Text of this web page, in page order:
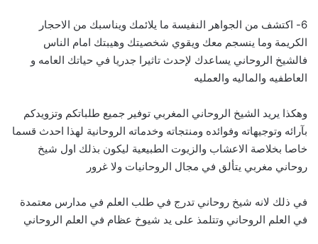
6- اكتشف من الجواهر النفيسة ما يلائمك ويناسبك من الاحجار
الكريمة وما ينسجم معك ويقوي شخصيتك وهيبتك امام الناس
فالشيخ الروحاني يساعدك لإحدث تاثيرا جدريا في حياتك العامه و
العاطفيه والماليه والعمليه
وهكذا يريد الشيخ الروحاني المغربي توفير جميع طلباتكم وتزويدكم
بآرائه وتوجيهاته وفوائده ومنتجاته وخدماته الروحانية لهذا احدث قسما
خاصا بخلاصة الاعشاب والزيوت الطبيعية ليكون بذلك اول شيخ
روحاني مغربي يتألق في مجال الروحانيات ولا غرور
في ذلك لانه شيخ روحاني تدرج في طلب العلم في مدارس معتمدة
في العلم الروحاني وتتلمذ على يد شيوخ عظام في العلم الروحاني